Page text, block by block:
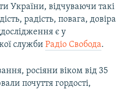
України, відчуваючи такі
радість, повага, довіра
є у
служби Радіо Свобода.
росіяни віком від 35
почуття гордості,